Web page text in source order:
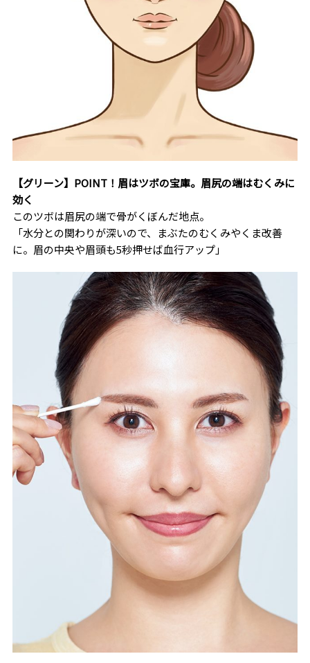
【グリーン】POINT！眉はツボの宝庫。眉尻の端はむくみに
効く
このツボは眉尻の端で骨がくぼんだ地点。
「水分との関わりが深いので、まぶたのむくみやくま改善
に。眉の中央や眉頭も5秒押せば血行アップ」